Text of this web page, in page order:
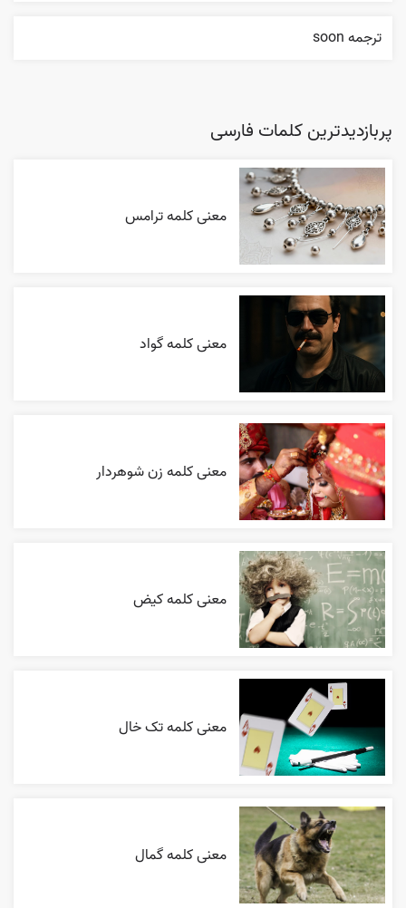
ترجمه soon
پربازدیدترین کلمات فارسی
معنی کلمه ترامس
معنی کلمه گواد
معنی کلمه زن شوهردار
معنی کلمه کیض
معنی کلمه تک خال
معنی کلمه گمال